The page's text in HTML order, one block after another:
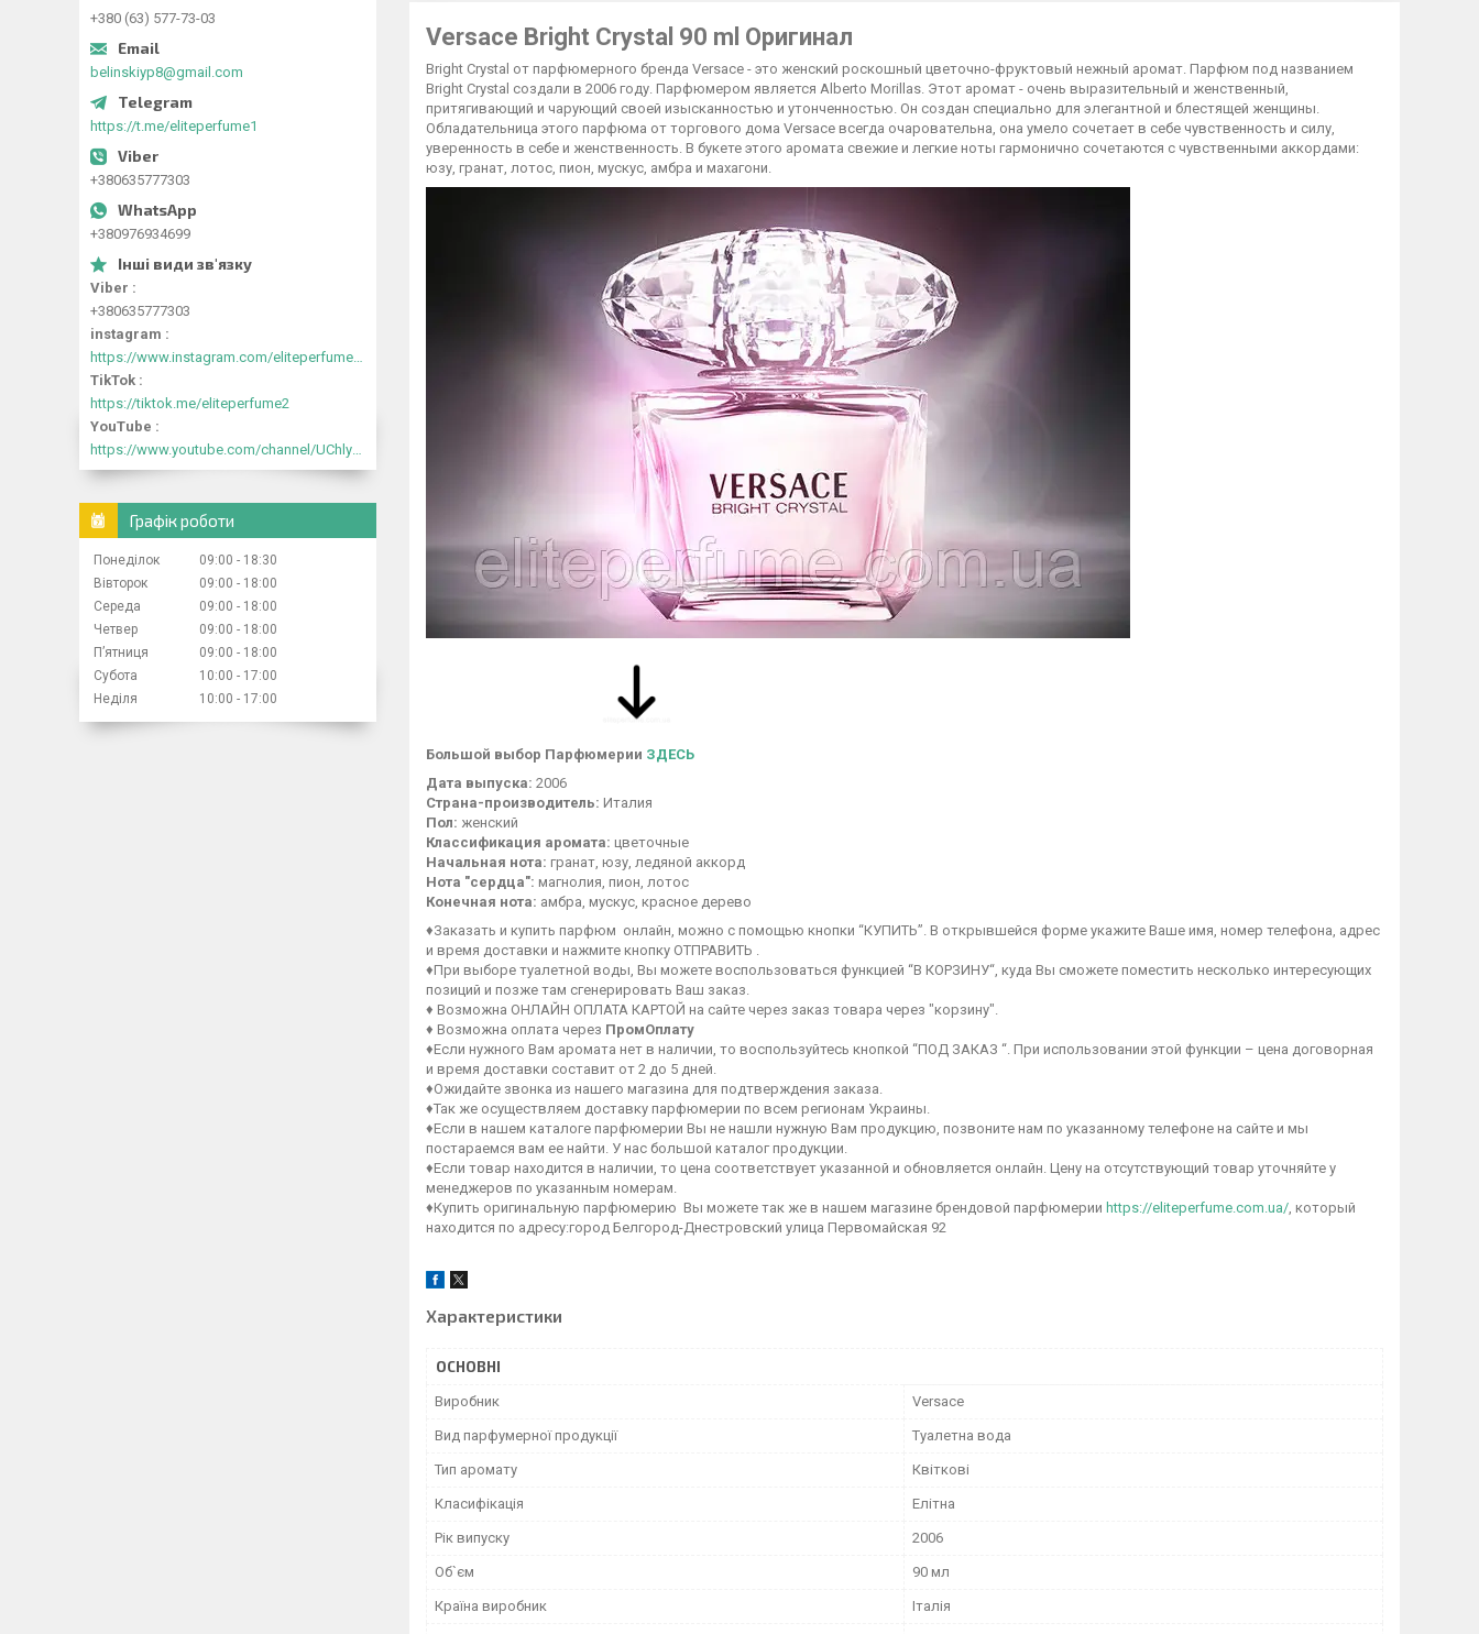
Versace Bright Crystal 90 ml Оригинал
Bright Crystal от парфюмерного бренда Versace - это женский роскошный цветочно-фруктовый нежный аромат. Парфюм под названием
Bright Crystal создали в 2006 году. Парфюмером является Alberto Morillas. Этот аромат - очень выразительный и женственный,
притягивающий и чарующий своей изысканностью и утонченностью. Он создан специально для элегантной и блестящей женщины.
Обладательница этого парфюма от торгового дома Versace всегда очаровательна, она умело сочетает в себе чувственность и силу,
уверенность в себе и женственность. В букете этого аромата свежие и легкие ноты гармонично сочетаются с чувственными аккордами:
юзу, гранат, лотос, пион, мускус, амбра и махагони.
Большой выбор Парфюмерии ЗДЕСЬ
Дата выпуска: 2006
Страна-производитель: Италия
Пол: женский
Классификация аромата: цветочные
Начальная нота: гранат, юзу, ледяной аккорд
Нота "сердца": магнолия, пион, лотос
Конечная нота: амбра, мускус, красное дерево
♦Заказать и купить парфюм онлайн, можно с помощью кнопки “КУПИТЬ”. В открывшейся форме укажите Ваше имя, номер телефона, адрес
и время доставки и нажмите кнопку ОТПРАВИТЬ .
♦При выборе туалетной воды, Вы можете воспользоваться функцией “В КОРЗИНУ“, куда Вы сможете поместить несколько интересующих
позиций и позже там сгенерировать Ваш заказ.
♦ Возможна ОНЛАЙН ОПЛАТА КАРТОЙ на сайте через заказ товара через "корзину".
♦ Возможна оплата через ПромОплату
♦Если нужного Вам аромата нет в наличии, то воспользуйтесь кнопкой “ПОД ЗАКАЗ “. При использовании этой функции – цена договорная
и время доставки составит от 2 до 5 дней.
♦Ожидайте звонка из нашего магазина для подтверждения заказа.
♦Так же осуществляем доставку парфюмерии по всем регионам Украины.
♦Если в нашем каталоге парфюмерии Вы не нашли нужную Вам продукцию, позвоните нам по указанному телефоне на сайте и мы
постараемся вам ее найти. У нас большой каталог продукции.
♦Если товар находится в наличии, то цена соответствует указанной и обновляется онлайн. Цену на отсутствующий товар уточняйте у
менеджеров по указанным номерам.
♦Купить оригинальную парфюмерию Вы можете так же в нашем магазине брендовой парфюмерии https://eliteperfume.com.ua/ , который
находится по адресу:город Белгород-Днестровский улица Первомайская 92
Характеристики
ОСНОВНІ
Виробник Versace
Вид парфумерної продукції Туалетна вода
Тип аромату Квіткові
Класифікація Елітна
Рік випуску 2006
Об`єм 90 мл
Країна виробник Італія
+380 (63) 577-73-03
belinskiyp8@gmail.com
https://t.me/eliteperfume1
+380635777303
+380976934699
Viber
+380635777303
instagram
https://www.instagram.com/eliteperfume2030/
TikTok
https://tiktok.me/eliteperfume2
YouTube
https://www.youtube.com/channel/UChlyrHV155UsxbND9N3hYJA
Графік роботи
Понеділок 09:00
18:30
Вівторок
09:00
18:00
Середа
09:00
18:00
Четвер
09:00
18:00
Пʼятниця
09:00
18:00
Субота
10:00
17:00
Неділя
10:00 17:00